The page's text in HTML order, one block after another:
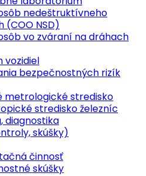
nedeštruktívneho
(COO NSD)
vo zváraní na dráhach
vozidiel
bezpečnostných rizík
metrologické stredisko
stredisko železníc
diagnostika
skúšky)
činnosť
skúšky